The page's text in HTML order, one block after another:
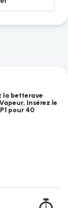
la betterave
Insérez le
pour 40